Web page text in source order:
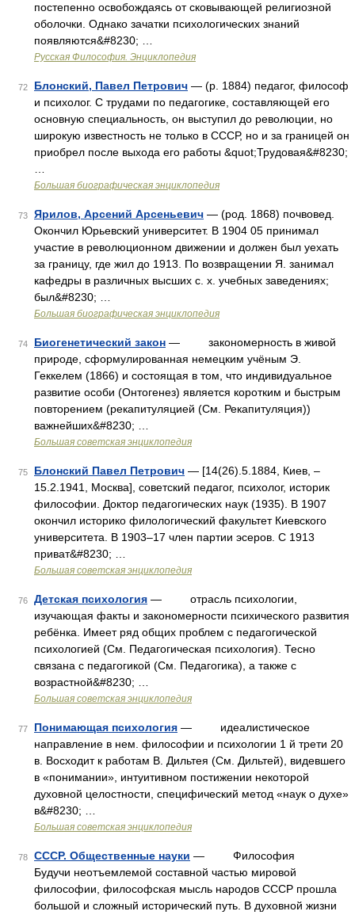
постепенно освобождаясь от сковывающей религиозной
оболочки. Однако зачатки психологических знаний
появляются&#8230; …
Русская Философия. Энциклопедия
72 Блонский, Павел Петрович — (р. 1884) педагог, философ
и психолог. С трудами по педагогике, составляющей его
основную специальность, он выступил до революции, но
широкую известность не только в СССР, но и за границей он
приобрел после выхода его работы &quot;Трудовая&#8230;
Большая биографическая энциклопедия
73 Ярилов, Арсений Арсеньевич — (род. 1868) почвовед.
Окончил Юрьевский университет. В 1904 05 принимал
участие в революционном движении и должен был уехать
за границу, где жил до 1913. По возвращении Я. занимал
кафедры в различных высших с. х. учебных заведениях;
был&#8230; …
Большая биографическая энциклопедия
74 Биогенетический закон — закономерность в живой
природе, сформулированная немецким учёным Э.
Геккелем (1866) и состоящая в том, что индивидуальное
развитие особи (Онтогенез) является коротким и быстрым
повторением (рекапитуляцией (См. Рекапитуляция))
важнейших&#8230; …
Большая советская энциклопедия
75 Блонский Павел Петрович — [14(26).5.1884, Киев, ‒
15.2.1941, Москва], советский педагог, психолог, историк
философии. Доктор педагогических наук (1935). В 1907
окончил историко филологический факультет Киевского
университета. В 1903‒17 член партии эсеров. С 1913
приват&#8230; …
Большая советская энциклопедия
76 Детская психология — отрасль психологии,
изучающая факты и закономерности психического развития
ребёнка. Имеет ряд общих проблем с педагогической
психологией (См. Педагогическая психология). Тесно
связана с педагогикой (См. Педагогика), а также с
возрастной&#8230; …
Большая советская энциклопедия
77 Понимающая психология — идеалистическое
направление в нем. философии и психологии 1 й трети 20
в. Восходит к работам В. Дильтея (См. Дильтей), видевшего
в «понимании», интуитивном постижении некоторой
духовной целостности, специфический метод «наук о духе»
в&#8230; …
Большая советская энциклопедия
78 СССР. Общественные науки — Философия
Будучи неотъемлемой составной частью мировой
философии, философская мысль народов СССР прошла
большой и сложный исторический путь. В духовной жизни